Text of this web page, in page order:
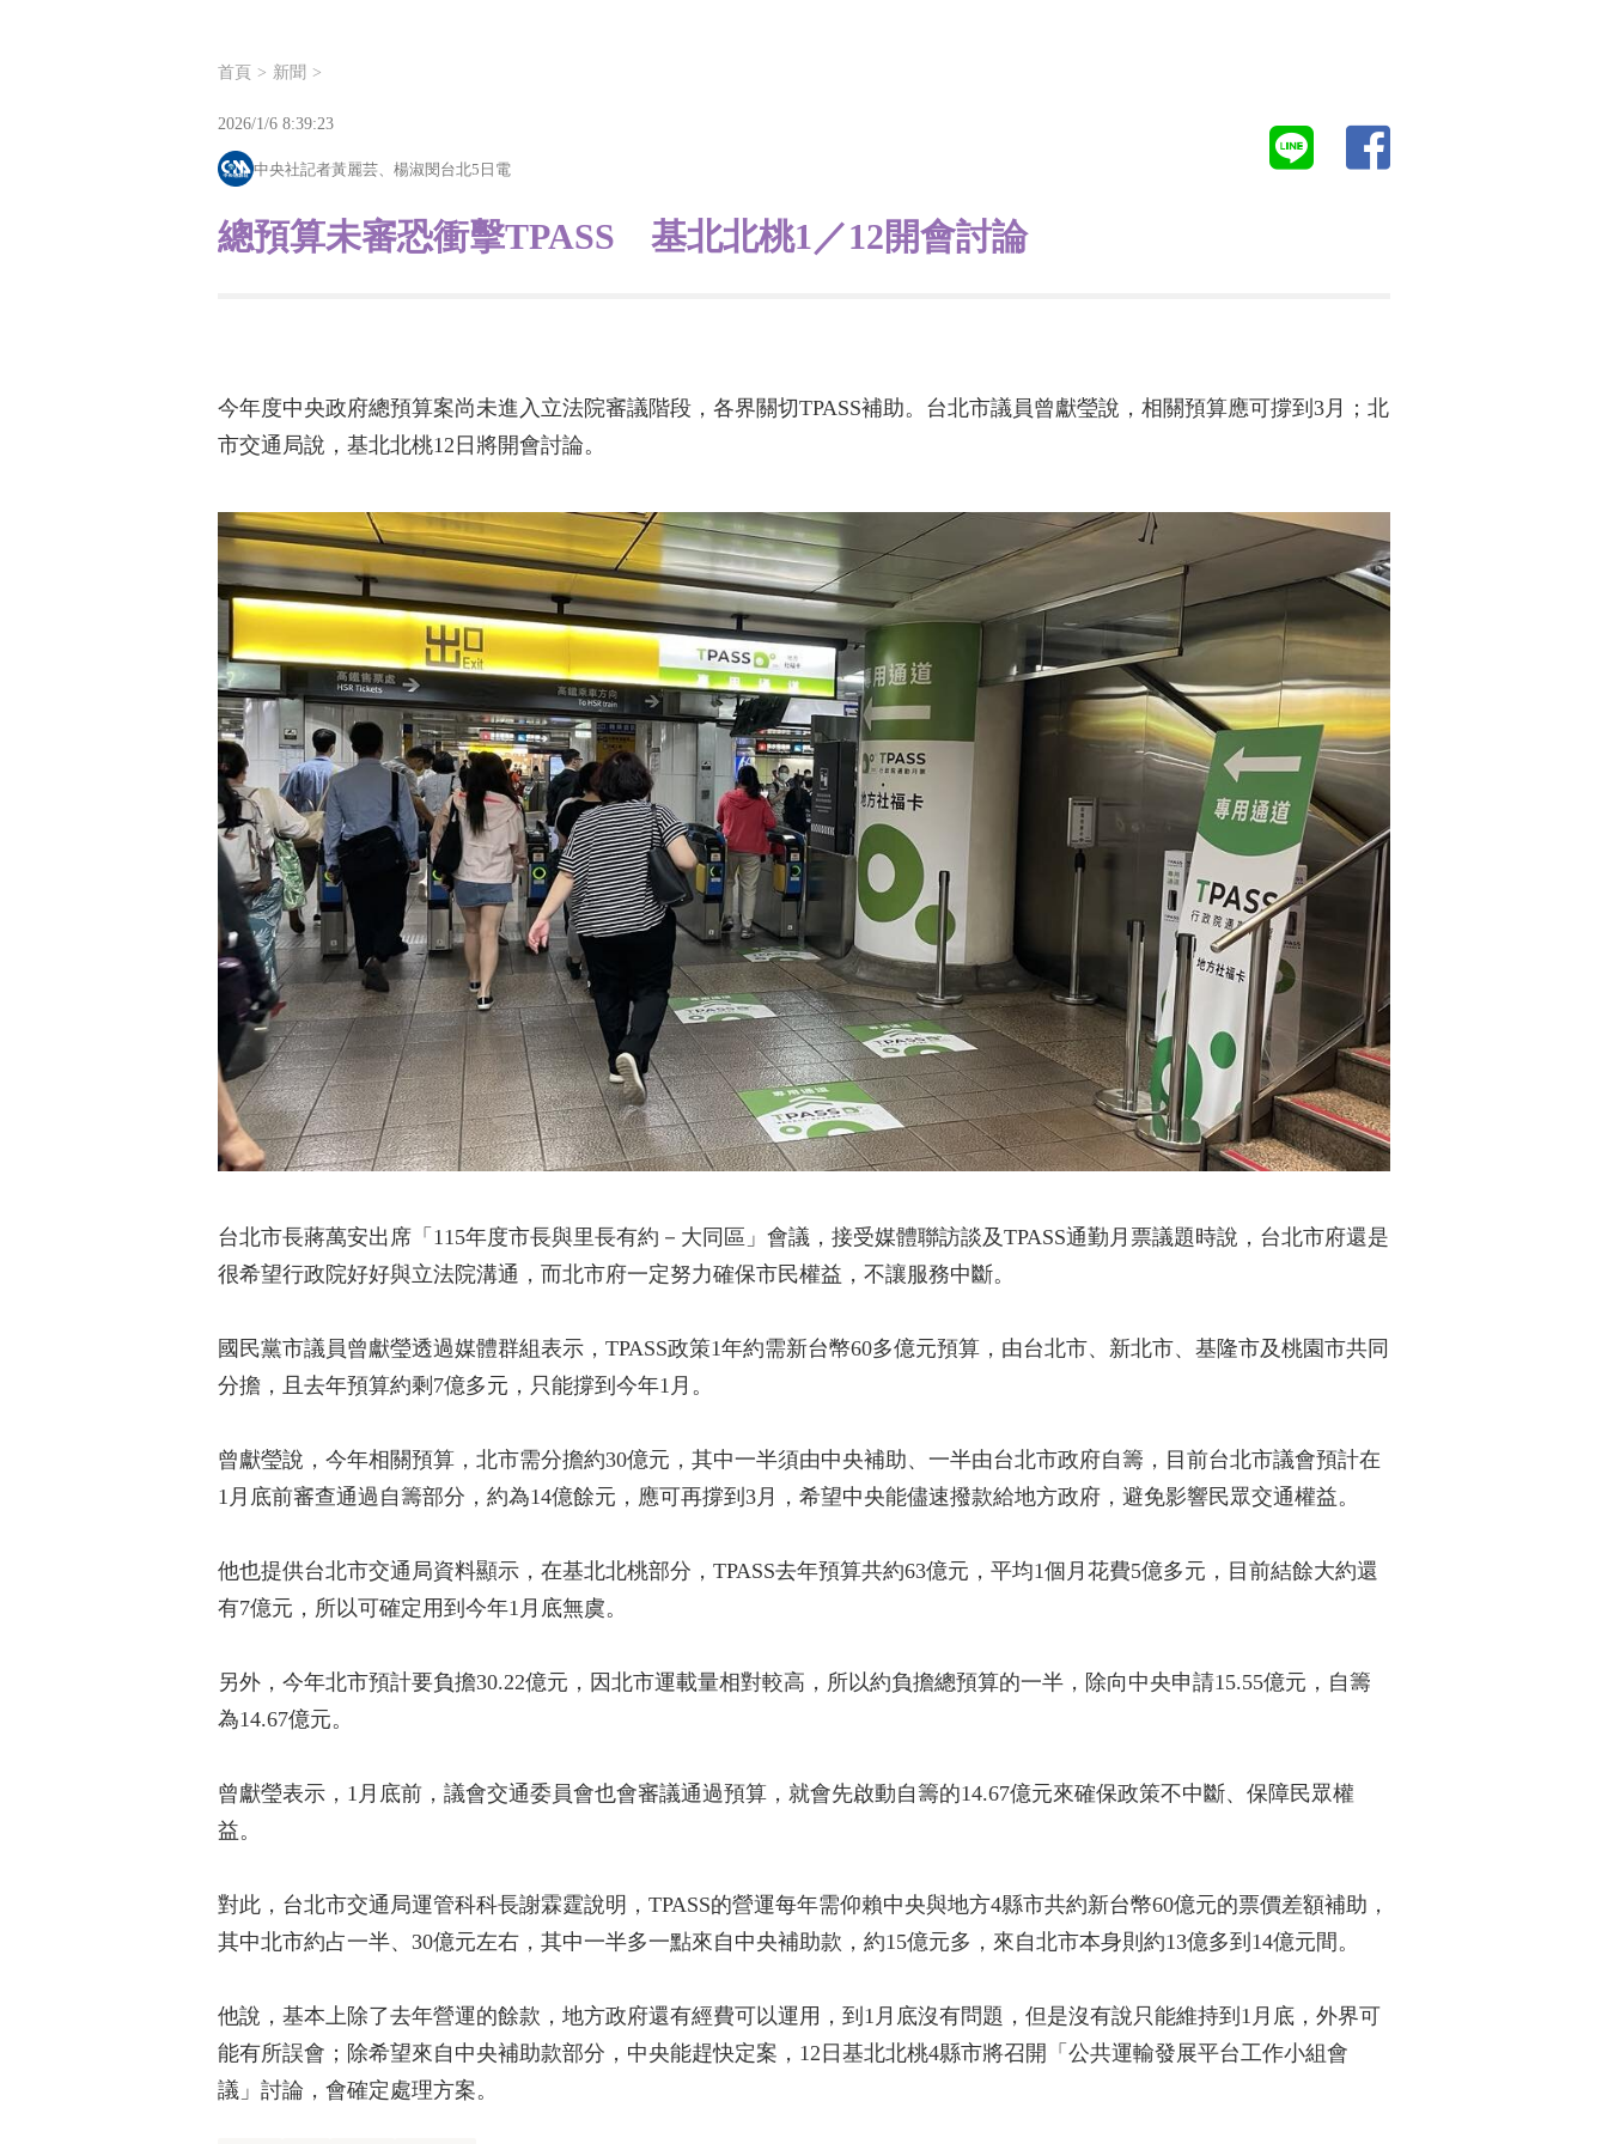
首頁 新聞
總預算未審恐衝擊TPASS 基北北桃1／12開會討論
2026/1/6 8:39:23
中央社記者黃麗芸、楊淑閔台北5日電
今年度中央政府總預算案尚未進入立法院審議階段，各界關切TPASS補助。台北市議員曾獻瑩說，相關預算應可撐到3月；北
市交通局說，基北北桃12日將開會討論。
台北市長蔣萬安出席「115年度市長與里長有約－大同區」會議，接受媒體聯訪談及TPASS通勤月票議題時說，台北市府還是
很希望行政院好好與立法院溝通，而北市府一定努力確保市民權益，不讓服務中斷。
國民黨市議員曾獻瑩透過媒體群組表示，TPASS政策1年約需新台幣60多億元預算，由台北市、新北市、基隆市及桃園市共同
分擔，且去年預算約剩7億多元，只能撐到今年1月。
曾獻瑩說，今年相關預算，北市需分擔約30億元，其中一半須由中央補助、一半由台北市政府自籌，目前台北市議會預計在
1月底前審查通過自籌部分，約為14億餘元，應可再撐到3月，希望中央能儘速撥款給地方政府，避免影響民眾交通權益。
他也提供台北市交通局資料顯示，在基北北桃部分，TPASS去年預算共約63億元，平均1個月花費5億多元，目前結餘大約還
有7億元，所以可確定用到今年1月底無虞。
另外，今年北市預計要負擔30.22億元，因北市運載量相對較高，所以約負擔總預算的一半，除向中央申請15.55億元，自籌
為14.67億元。
曾獻瑩表示，1月底前，議會交通委員會也會審議通過預算，就會先啟動自籌的14.67億元來確保政策不中斷、保障民眾權
益。
對此，台北市交通局運管科科長謝霖霆說明，TPASS的營運每年需仰賴中央與地方4縣市共約新台幣60億元的票價差額補助，
其中北市約占一半、30億元左右，其中一半多一點來自中央補助款，約15億元多，來自北市本身則約13億多到14億元間。
他說，基本上除了去年營運的餘款，地方政府還有經費可以運用，到1月底沒有問題，但是沒有說只能維持到1月底，外界可
能有所誤會；除希望來自中央補助款部分，中央能趕快定案，12日基北北桃4縣市將召開「公共運輸發展平台工作小組會
議」討論，會確定處理方案。